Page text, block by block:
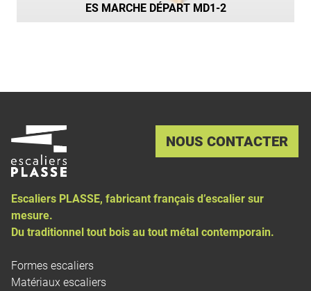
ES MARCHE DÉPART MD1-2
NOUS CONTACTER
Escaliers PLASSE, fabricant français d’escalier sur
mesure.
Du traditionnel tout bois au tout métal contemporain.
Formes escaliers
Matériaux escaliers